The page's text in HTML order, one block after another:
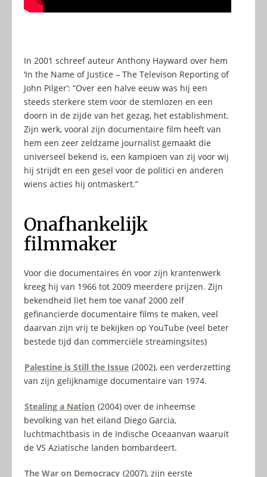
In 2001 schreef auteur Anthony Hayward over hem
‘In the Name of Justice – The Televison Reporting of
John Pilger’: “Over een halve eeuw was hij een
steeds sterkere stem voor de stemlozen en een
doorn in de zijde van het gezag, het establishment.
Zijn werk, vooral zijn documentaire film heeft van
hem een zeer zeldzame journalist gemaakt die
universeel bekend is, een kampioen van zij voor wij
hij strijdt en een gesel voor de politici en anderen
wiens acties hij ontmaskert.”
Onafhankelijk
filmmaker
Voor die documentaires én voor zijn krantenwerk
kreeg hij van 1966 tot 2009 meerdere prijzen. Zijn
bekendheid liet hem toe vanaf 2000 zelf
gefinancierde documentaire films te maken, veel
daarvan zijn vrij te bekijken op YouTube (veel beter
bestede tijd dan commerciële streamingsites)
Palestine is Still the Issue (2002), een verderzetting
van zijn gelijknamige documentaire van 1974.
Stealing a Nation (2004) over de inheemse
bevolking van het eiland Diego Garcia,
luchtmachtbasis in de Indische Oceaanvan waaruit
de VS Aziatische landen bombardeert.
The War on Democracy (2007), zijn eerste